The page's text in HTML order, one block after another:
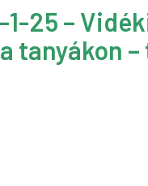
1-25 –
tanyákon